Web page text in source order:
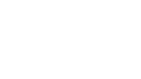
De
gepoedercoat